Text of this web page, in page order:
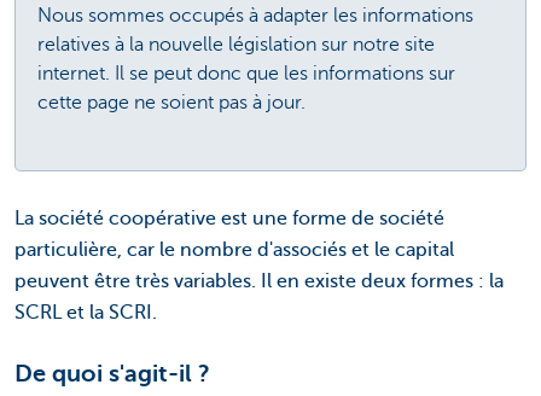
Nous sommes occupés à adapter les informations
relatives à la nouvelle législation sur notre site
internet. Il se peut donc que les informations sur
cette page ne soient pas à jour.
La société coopérative est une forme de société
particulière, car le nombre d'associés et le capital
peuvent être très variables. Il en existe deux formes : la
SCRL et la SCRI.
De quoi s'agit-il ?